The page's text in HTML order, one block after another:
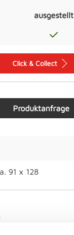
ausgestellt
Click & Collect
Produktanfrage
91 x 128